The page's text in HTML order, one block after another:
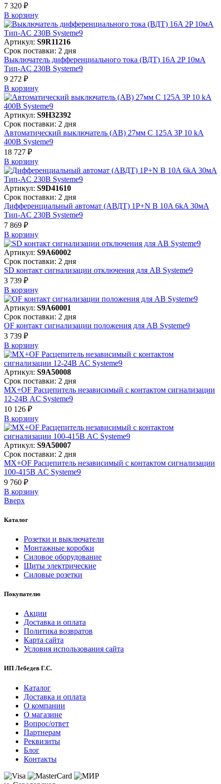
7 320 ₽
В корзинy
Артикул: S9R11216
Срок поставки: 2 дня
Выключатель дифференциального тока (ВДТ) 16A 2P 10мА
Тип-AC 230В Systeme9
9 272 ₽
В корзинy
Артикул: S9H32392
Срок поставки: 2 дня
Автоматический выключатель (АВ) 27мм C 125A 3P 10 kA
400В Systeme9
18 727 ₽
В корзинy
Артикул: S9D41610
Срок поставки: 2 дня
Дифференциальный автомат (АВДТ) 1P+N B 10A 6kA 30мА
Тип-AC 230В Systeme9
7 869 ₽
В корзинy
Артикул: S9A60002
Срок поставки: 2 дня
SD контакт сигнализации отключения для АВ Systeme9
3 739 ₽
В корзинy
Артикул: S9A60001
Срок поставки: 2 дня
OF контакт сигнализации положения для АВ Systeme9
3 739 ₽
В корзинy
Артикул: S9A50008
Срок поставки: 2 дня
MX+OF Расцепитель независимый с контактом сигнализации
12-24В AC Systeme9
10 126 ₽
В корзинy
Артикул: S9A50007
Срок поставки: 2 дня
MX+OF Расцепитель независимый с контактом сигнализации
100-415В AC Systeme9
9 760 ₽
В корзинy
Вверх
Каталог
Розетки и выключатели
Монтажные коробки
Силовое оборудование
Щиты электрические
Силовые розетки
Покупателю
Акции
Доставка и оплата
Политика возвратов
Карта сайта
Условия использования сайта
ИП Лебедев Г.С.
Каталог
Доставка и оплата
О компании
О магазине
Вопрос/ответ
Партнерам
Реквизиты
Блог
Контакты